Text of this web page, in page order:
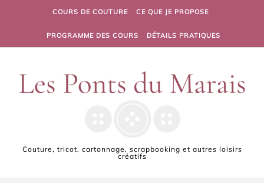
Skip to contentCOURS DE COUTURE CE QUE JE PROPOSE
PROGRAMME DES COURS DÉTAILS PRATIQUES
Couture, tricot, cartonnage, scrapbooking et autres loisirs
créatifs